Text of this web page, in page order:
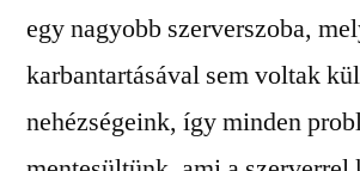
egy nagyobb szerverszoba,
karbantartásával sem voltak
nehézségeink, így minden